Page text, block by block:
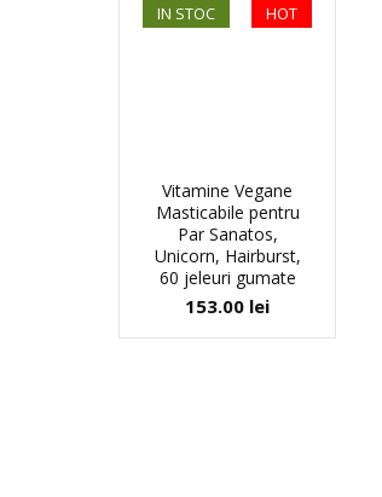
HOT
IN STOC
Vitamine Vegane
Masticabile pentru
Par Sanatos,
Unicorn, Hairburst,
60 jeleuri gumate
153.00 lei